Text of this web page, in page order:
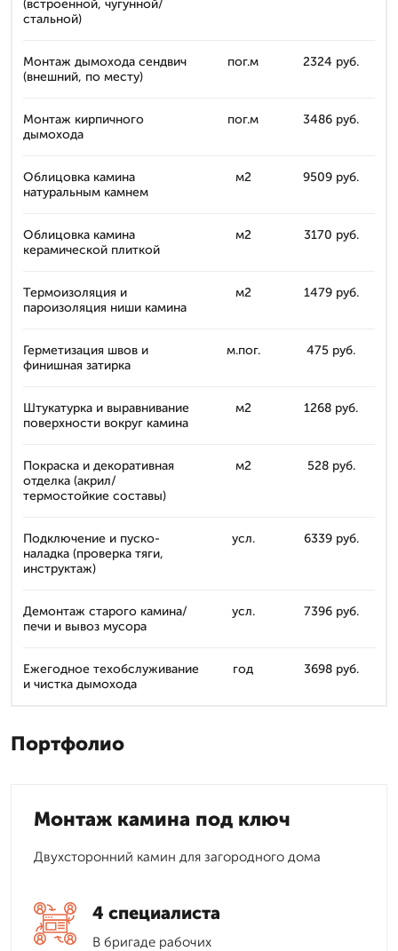
(встроенной, чугунной/
стальной)
Монтаж дымохода сендвич
(внешний, по месту)
пог.м 2324 руб.
Монтаж кирпичного
дымохода
пог.м 3486 руб.
Облицовка камина
натуральным камнем
м2 9509 руб.
Облицовка камина
керамической плиткой
м2 3170 руб.
Термоизоляция и
пароизоляция ниши камина
м2 1479 руб.
Герметизация швов и
финишная затирка
м.пог. 475 руб.
Штукатурка и выравнивание
поверхности вокруг камина
м2 1268 руб.
Покраска и декоративная
отделка (акрил/
термостойкие составы)
м2 528 руб.
Подключение и пуско-
наладка (проверка тяги,
инструктаж)
усл. 6339 руб.
Демонтаж старого камина/
печи и вывоз мусора
усл. 7396 руб.
Ежегодное техобслуживание
и чистка дымохода
год 3698 руб.
Портфолио
Монтаж камина под ключ
Двухсторонний камин для загородного дома
4 специалиста
В бригаде рабочих